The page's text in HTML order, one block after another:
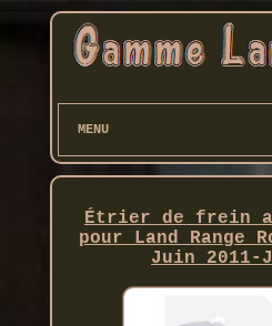
MENU
Étrier de frein
pour Land Range
Juin 2011-